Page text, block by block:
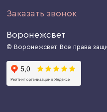
Заказать звонок
Воронежсвет
© Воронежсвет. Все права